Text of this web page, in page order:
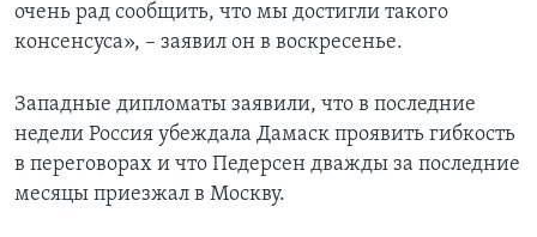
очень рад сообщить, что мы достигли такого
консенсуса», – заявил он в воскресенье.
Западные дипломаты заявили, что в последние
недели Россия убеждала Дамаск проявить гибкость
в переговорах и что Педерсен дважды за последние
месяцы приезжал в Москву.